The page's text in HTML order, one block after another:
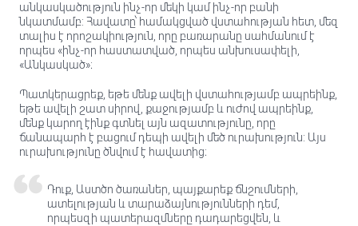
անկասկածություն ինչ-որ մեկի կամ ինչ-որ բանի
նկատմամբ: Հավատը՝ համակցված վստահության հետ, մեզ
տալիս է որոշակիություն, որը բառարանը սահմանում է
որպես «ինչ-որ հաստատված, որպես անխուսափելի,
«Անկասկած»։
Պատկերացրեք, եթե մենք ավելի վստահությամբ ապրեինք,
եթե ավելի շատ սիրով, քաջությամբ և ուժով ապրեինք,
մենք կարող էինք գտնել այն ազատությունը, որը
ճանապարհ է բացում դեպի ավելի մեծ ուրախություն: Այս
ուրախությունը ծնվում է հավատից։
Դուք, Աստծո ծառաներ, պայքարեք ճնշումների,
ատելության և տարաձայնությունների դեմ,
որպեսզի պատերազմները դադարեցվեն, և